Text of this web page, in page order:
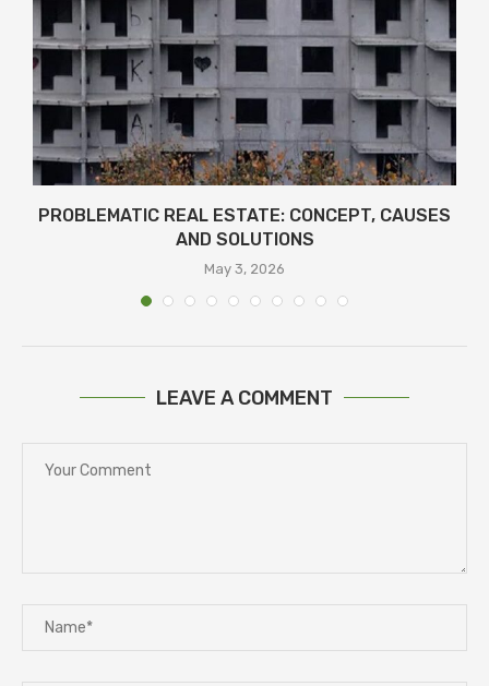
PROBLEMATIC REAL ESTATE: CONCEPT, CAUSES
AND SOLUTIONS
May 3, 2026
LEAVE A COMMENT